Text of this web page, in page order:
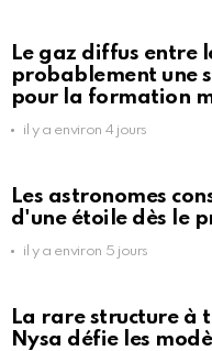
Le gaz diffus entre
probablement une
pour la formation
il y a environ 4 jours
Les astronomes
d'une étoile dès le
il y a environ 5 jours
La rare structure à
Nysa défie les